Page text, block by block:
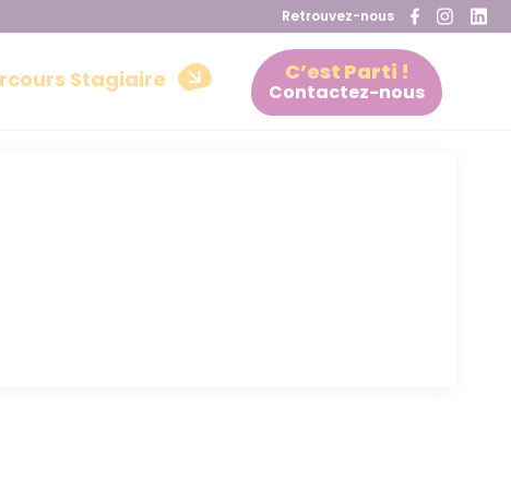
Retrouvez-nous
Stagiaire C’est Parti !
Contactez-nous